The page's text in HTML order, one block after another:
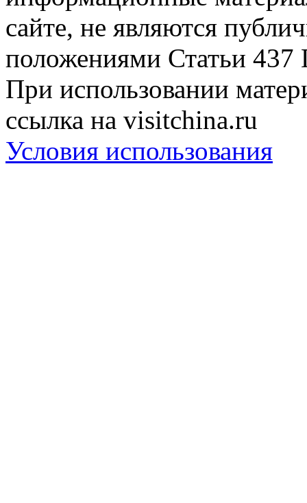
сайте, не являются
положениями Статьи 437
При использовании
ссылка на visitchina.ru
Условия использования